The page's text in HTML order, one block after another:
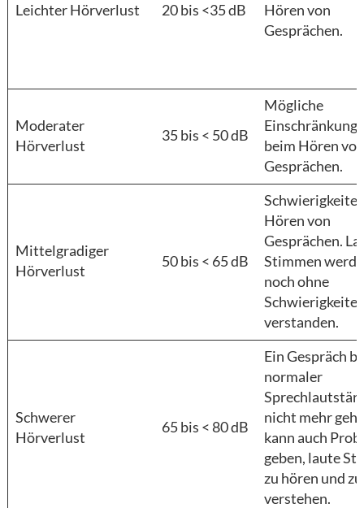
Leichter Hörverlust 20 bis <35 dB
Hören von
Gesprächen.
Moderater
Hörverlust
35 bis < 50 dB
Mögliche
beim Hören von
Gesprächen.
Mittelgradiger
Hörverlust
50 bis < 65 dB
Hören von
Gesprächen.
Stimmen
noch ohne
verstanden.
Schwerer
Hörverlust
65 bis < 80 dB
Ein Gespräch
normaler
nicht mehr
kann auch
geben, laute
zu hören und zu
verstehen.